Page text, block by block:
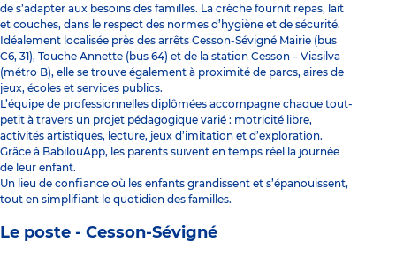
de s’adapter aux besoins des familles. La crèche fournit repas, lait
et couches, dans le respect des normes d’hygiène et de sécurité.
Idéalement localisée près des arrêts Cesson-Sévigné Mairie (bus
C6, 31), Touche Annette (bus 64) et de la station Cesson – Viasilva
(métro B), elle se trouve également à proximité de parcs, aires de
jeux, écoles et services publics.
L’équipe de professionnelles diplômées accompagne chaque tout-
petit à travers un projet pédagogique varié : motricité libre,
activités artistiques, lecture, jeux d’imitation et d’exploration.
Grâce à BabilouApp, les parents suivent en temps réel la journée
de leur enfant.
Un lieu de confiance où les enfants grandissent et s’épanouissent,
tout en simplifiant le quotidien des familles.
Le poste - Cesson-Sévigné